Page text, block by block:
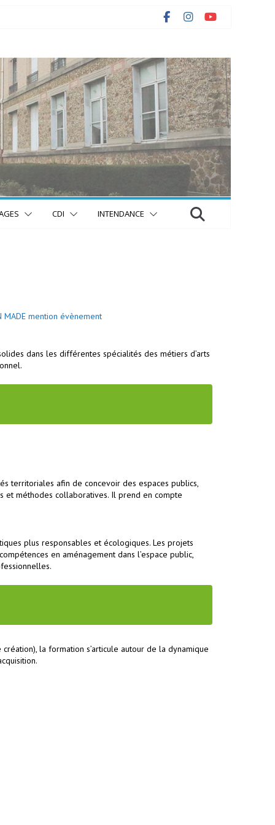
CDI INTENDANCE
MADE mention évènement
dans les différentes spécialités des métiers d’arts
territoriales afin de concevoir des espaces publics,
et méthodes collaboratives. Il prend en compte
plus responsables et écologiques. Les projets
en aménagement dans l’espace public,
la formation s’articule autour de la dynamique